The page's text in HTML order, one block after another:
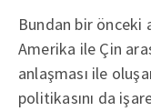
Bundan bir önceki
Amerika ile Çin
anlaşması ile
politikasını da